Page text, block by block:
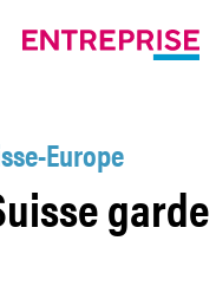
Europe
garde